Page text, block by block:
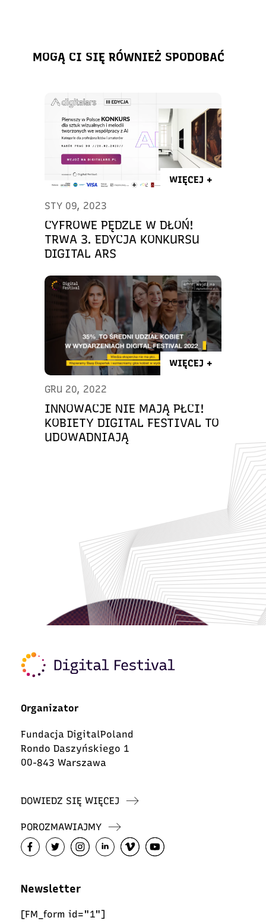
MOGĄ CI SIĘ RÓWNIEŻ SPODOBAĆ
WIĘCEJ +
STY 09, 2023
CYFROWE PĘDZLE W DŁOŃ!
TRWA 3. EDYCJA KONKURSU
DIGITAL ARS
WIĘCEJ +
GRU 20, 2022
INNOWACJE NIE MAJĄ PŁCI!
KOBIETY DIGITAL FESTIVAL TO
UDOWADNIAJĄ
Organizator
Fundacja DigitalPoland
Rondo Daszyńskiego 1
00-843 Warszawa
DOWIEDZ SIĘ WIĘCEJ
POROZMAWIAJMY
Newsletter
[FM_form id="1"]